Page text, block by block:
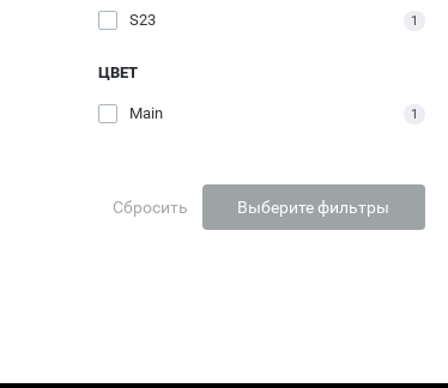
S23 1
ЦВЕТ
Main 1
Сбросить Выберите фильтры